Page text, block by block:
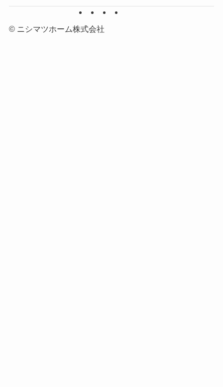
©ニシマツホーム株式会社